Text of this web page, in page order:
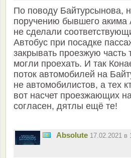
По поводу Байтурсынова,
поручению бывшего акима
не сделали
Автобус при посадке
закрывать проезжую часть
могли проехать. И так
поток автомобилей на
не автомобилистов, а тех
вот насчет проезжающих
согласен, дятлы ещё те!
Absolute 17.02.2021 в